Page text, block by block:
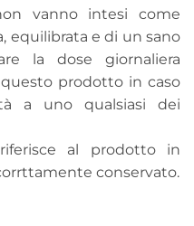
vanno intesi come
equilibrata e di un sano
la dose giornaliera
prodotto in caso
a uno qualsiasi dei
al prodotto in
conservato.